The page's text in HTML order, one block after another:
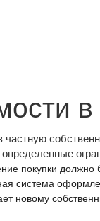
в
частную
покупки должно
система
новому